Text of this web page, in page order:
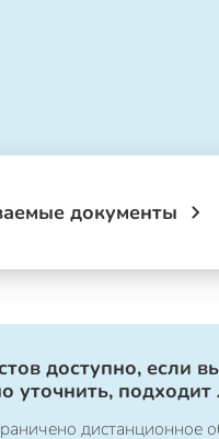
документы
доступно, если
уточнить,